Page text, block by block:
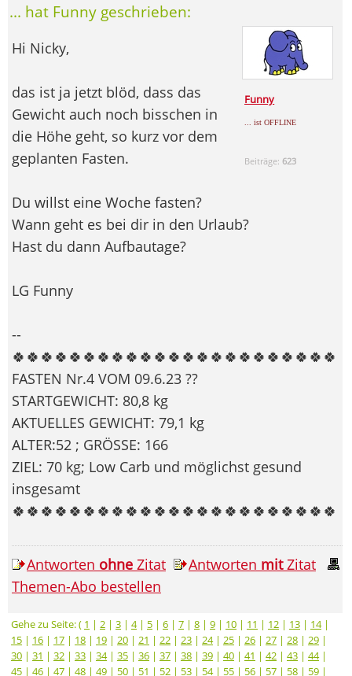
... hat Funny geschrieben:
Funny
... ist OFFLINE
Beiträge: 623
Hi Nicky,
das ist ja jetzt blöd, dass das
Gewicht auch noch bisschen in
die Höhe geht, so kurz vor dem
geplanten Fasten.
Du willst eine Woche fasten?
Wann geht es bei dir in den Urlaub?
Hast du dann Aufbautage?
LG Funny
--
🍀🍀🍀🍀🍀🍀🍀🍀🍀🍀🍀🍀🍀🍀🍀🍀🍀🍀🍀🍀🍀🍀🍀
FASTEN Nr.4 VOM 09.6.23 ??
STARTGEWICHT: 80,8 kg
AKTUELLES GEWICHT: 79,1 kg
ALTER:52 ; GRÖSSE: 166
ZIEL: 70 kg; Low Carb und möglichst gesund
insgesamt
🍀🍀🍀🍀🍀🍀🍀🍀🍀🍀🍀🍀🍀🍀🍀🍀🍀🍀🍀🍀🍀🍀🍀
Antworten ohne Zitat Antworten mitZitat
Themen-Abo bestellen
Gehe zu Seite: ( 1 | 2 | 3 | 4| 5 | 6 | 7 | 8 | 9 | 10 | 11 | 12 | 13 | 14|
15 | 16 | 17 | 18 | 19 | 20 | 21 | 22 | 23 | 24| 25 | 26 | 27 | 28 | 29 |
30 | 31 | 32 | 33 | 34| 35 | 36 | 37 | 38 | 39 | 40 | 41 | 42 | 43 | 44|
45 | 46 | 47 | 48 | 49 | 50 | 51 | 52 | 53 | 54| 55 | 56 | 57 | 58 | 59 |